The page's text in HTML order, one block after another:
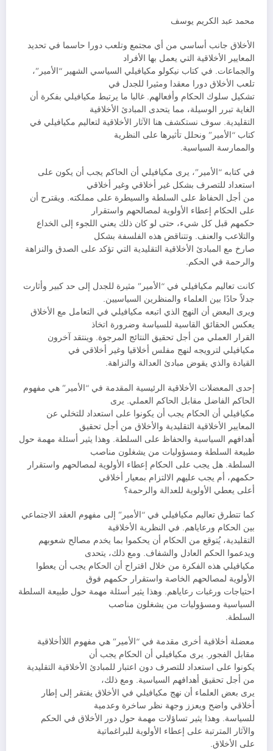
محمد عبد الكريم يوسف
الأخلاق جانب أساسي من أي مجتمع وتلعب دورا حاسما في تحديد
المعايير الأخلاقية التي يعمل بها الأفراد
والجماعات. في كتاب نيكولو مكيافيلي السياسي الشهير “الأمير”،
تلعب الأخلاق دورا معقدا ومثيرا للجدل في
تشكيل سلوك الحكام وأفعالهم. غالبا ما يرتبط مكيافيلي بفكرة أن
الغاية تبرر الوسيلة، مما يتحدى المبادئ الأخلاقية
التقليدية. سوف نستكشف هنا الآثار الأخلاقية لتعاليم مكيافيلي في
كتاب “الأمير” ونحلل تأثيرها على النظرية
والممارسة السياسية.
في كتابه “الأمير”، يرى مكيافيلي أن الحاكم يجب أن يكون على
استعداد للتصرف بشكل غير أخلاقي وغير أخلاقي
من أجل الحفاظ على السلطة والسيطرة على مملكته. ويقترح أن
على الحكام إعطاء الأولوية لمصالحهم واستقرار
حكمهم قبل كل شيء، حتى لو كان ذلك يعني اللجوء إلى الخداع
والتلاعب والعنف. وتتناقض هذه الفلسفة بشكل
صارخ مع المبادئ الأخلاقية التقليدية التي تؤكد على الصدق والنزاهة
والرحمة في الحكم.
كانت تعاليم مكيافيلي في “الأمير” مثيرة للجدل إلى حد كبير وأثارت
جدلاً حادًا بين العلماء والمنظرين السياسيين.
ويرى البعض أن النهج الذي اتبعه مكيافيلي في التعامل مع الأخلاق
يعكس الحقائق القاسية للسياسة وضرورة اتخاذ
القرار العملي من أجل تحقيق النتائج المرجوة. وينتقد آخرون
مكيافيلي لترويجه لنهج مفلس أخلاقيا وغير أخلاقي في
القيادة والذي يقوض مبادئ العدالة والنزاهة.
إحدى المعضلات الأخلاقية الرئيسية المقدمة في “الأمير” هي مفهوم
الحاكم الفاضل مقابل الحاكم العملي. يرى
مكيافيلي أن الحكام يجب أن يكونوا على استعداد للتخلي عن
المعايير الأخلاقية التقليدية والأخلاق من أجل تحقيق
أهدافهم السياسية والحفاظ على السلطة. وهذا يثير أسئلة مهمة حول
طبيعة السلطة ومسؤوليات من يشغلون مناصب
السلطة. هل يجب على الحكام إعطاء الأولوية لمصالحهم واستقرار
حكمهم، أم يجب عليهم الالتزام بمعيار أخلاقي
أعلى يعطي الأولوية للعدالة والرحمة؟
كما تتطرق تعاليم مكيافيلي في “الأمير” إلى مفهوم العقد الاجتماعي
بين الحكام ورعاياهم. في النظرية الأخلاقية
التقليدية، يُتوقع من الحكام أن يحكموا بما يخدم مصالح شعوبهم
ويدعموا الحكم العادل والشفاف. ومع ذلك، يتحدى
مكيافيلي هذه الفكرة من خلال اقتراح أن الحكام يجب أن يعطوا
الأولوية لمصالحهم الخاصة واستقرار حكمهم فوق
احتياجات ورغبات رعاياهم. وهذا يثير أسئلة مهمة حول طبيعة السلطة
السياسية ومسؤوليات من يشغلون مناصب
السلطة.
معضلة أخلاقية أخرى مقدمة في “الأمير” هي مفهوم اللاأخلاقية
مقابل الفجور. يرى مكيافيلي أن الحكام يجب أن
يكونوا على استعداد للتصرف دون اعتبار للمبادئ الأخلاقية التقليدية
من أجل تحقيق أهدافهم السياسية. ومع ذلك،
يرى بعض العلماء أن نهج مكيافيلي في الأخلاق يفتقر إلى إطار
أخلاقي واضح ويعزز وجهة نظر ساخرة وعدمية
للسياسة. وهذا يثير تساؤلات مهمة حول دور الأخلاق في الحكم
والآثار المترتبة على إعطاء الأولوية للبراغماتية
على الأخلاق.